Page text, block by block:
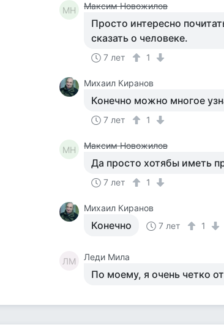
МН Максим Новожилов
Просто интересно
сказать о человеке.
7 лет 1
Михаил Киранов
Конечно можно многое
7 лет 1
МН Максим Новожилов
Да просто хотябы иметь
7 лет 1
Михаил Киранов
Конечно 7 лет 1
ЛМ Леди Мила
По моему, я очень четко